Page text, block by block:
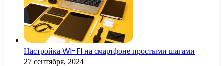
Настройка Wi-Fi на смартфоне простыми шагами
27 сентября, 2024